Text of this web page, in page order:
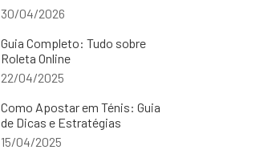
30/04/2026
Guia Completo: Tudo sobre
Roleta Online
22/04/2025
Como Apostar em Ténis: Guia
de Dicas e Estratégias
15/04/2025